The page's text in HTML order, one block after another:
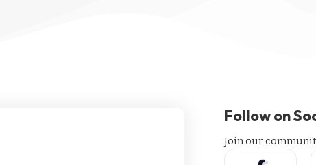
Follow on
Join our